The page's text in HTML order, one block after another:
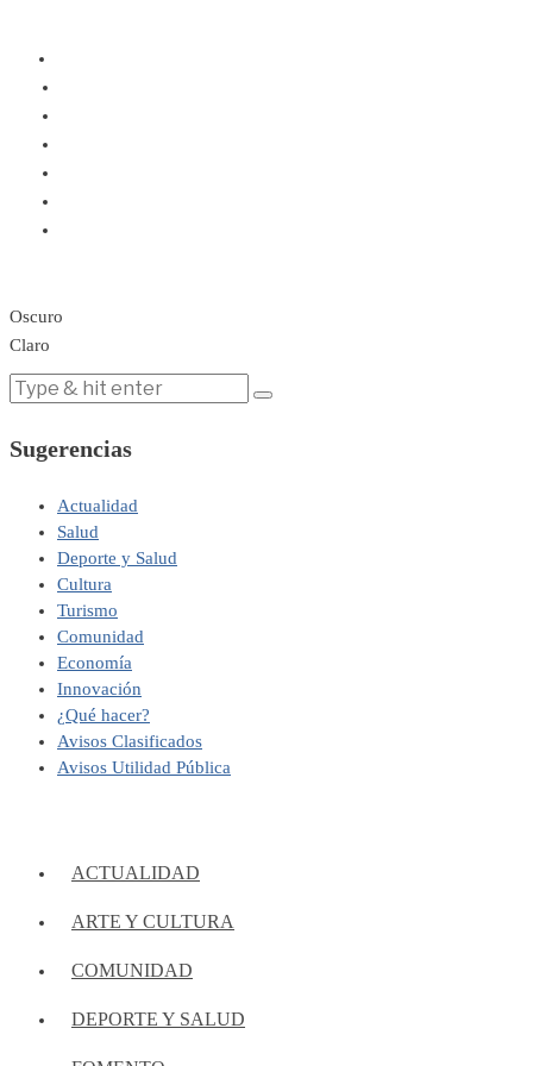
Oscuro
Claro
Sugerencias
Actualidad
Salud
Deporte y Salud
Cultura
Turismo
Comunidad
Economía
Innovación
¿Qué hacer?
Avisos Clasificados
Avisos Utilidad Pública
ACTUALIDAD
ARTE Y CULTURA
COMUNIDAD
DEPORTE Y SALUD